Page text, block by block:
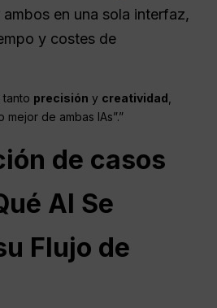
en una sola interfaz,
y costes de
tanto precisión y creatividad,
de ambas IAs”.”
de casos
AI Se
Flujo de